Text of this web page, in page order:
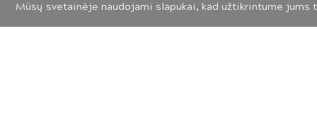
Mūsų svetainėje naudojami slapukai, kad užtikrintume jums
©